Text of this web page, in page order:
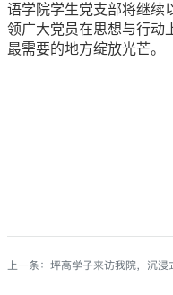
语学院学生党支部将继续
领广大党员在思想与行动
最需要的地方绽放光芒。
上一条： 坪高学子来访我院，沉浸